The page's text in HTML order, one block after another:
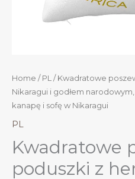
Home / PL / Kwadratowe
Nikaragui i godłem
kanapę i sofę w Nikaragui
PL
Kwadratowe
poduszki z